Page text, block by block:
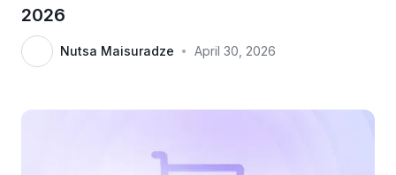
2026
Nutsa Maisuradze • April 30, 2026